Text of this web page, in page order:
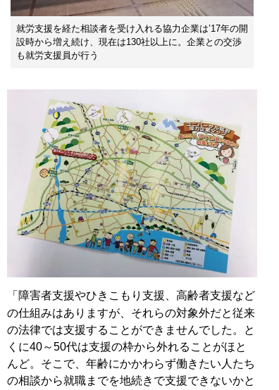
就労支援を経た相談者を受け入れる協力企業は’17年の開
設時から増え続け、現在は130社以上に。企業との交渉
も就労支援員が行う
「障害者支援やひきこもり支援、高齢者支援など
の仕組みはありますが、それらの対象外だと従来
の法律では支援することができませんでした。と
くに40～50代は支援の枠から外れることがほと
んど。そこで、年齢にかかわらず働きたい人たち
の相談から就職までを地続きで支援できないかと